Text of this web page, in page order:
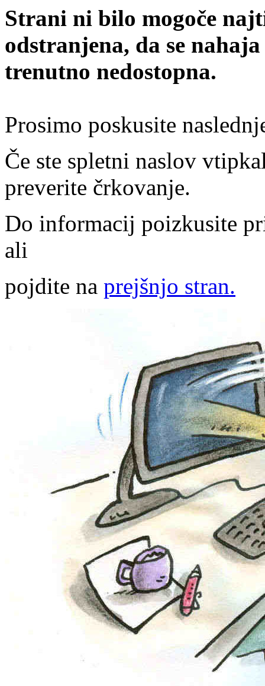
Strani ni bilo mogoče
odstranjena, da se
trenutno nedostopna.
Prosimo poskusite
Če ste spletni naslov
preverite črkovanje.
Do informacij poizkusite
ali
pojdite na prejšnjo stran.